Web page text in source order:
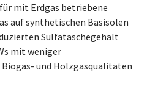
mit Erdgas betriebene
auf synthetischen Basisölen
Sulfataschegehalt
mit weniger
und Holzgasqualitäten